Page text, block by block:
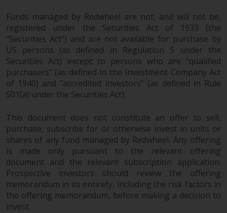
Funds managed by Redwheel are not, and will not be,
registered under the Securities Act of 1933 (the
“Securities Act”) and are not available for purchase by
US persons (as defined in Regulation S under the
Securities Act) except to persons who are “qualified
purchasers” (as defined in the Investment Company Act
of 1940) and “accredited investors” (as defined in Rule
501(a) under the Securities Act).
This document does not constitute an offer to sell,
purchase, subscribe for or otherwise invest in units or
shares of any fund managed by Redwheel. Any offering
is made only pursuant to the relevant offering
document and the relevant subscription application.
Prospective investors should review the offering
memorandum in its entirety, including the risk factors in
the offering memorandum, before making a decision to
invest.